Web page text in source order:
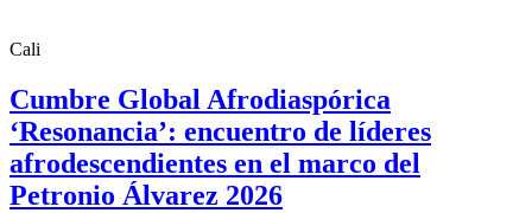
Cali
Cumbre Global Afrodiaspórica
‘Resonancia’: encuentro de líderes
afrodescendientes en el marco del
Petronio Álvarez 2026